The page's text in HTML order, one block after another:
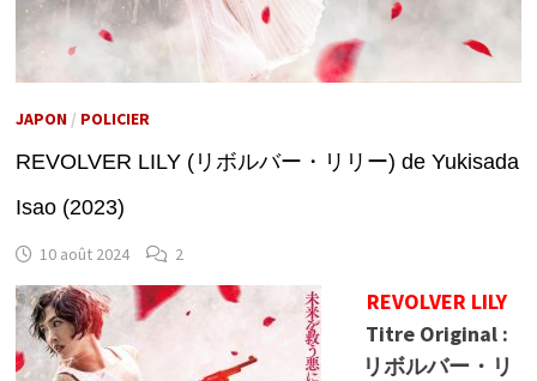
JAPON/ POLICIER
REVOLVER LILY (リボルバー・リリー) de Yukisada
Isao (2023)
10 août 2024 2
REVOLVER LILY
Titre Original :
リボルバー・リ